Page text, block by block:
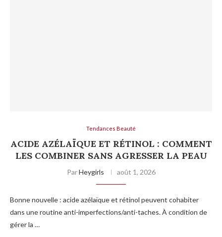
Tendances Beauté
ACIDE AZÉLAÏQUE ET RÉTINOL : COMMENT
LES COMBINER SANS AGRESSER LA PEAU
ParHeygirls août 1, 2026
Bonne nouvelle : acide azélaïque et rétinol peuvent cohabiter
dans une routine anti-imperfections/anti-taches. À condition de
gérer la …